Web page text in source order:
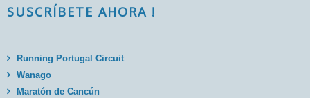
SUSCRÍBETE AHORA !
Running Portugal Circuit
Wanago
Maratón de Cancún